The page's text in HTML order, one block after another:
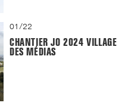
01/22
CHANTIER JO 2024 VILLAGE
DES MÉDIAS